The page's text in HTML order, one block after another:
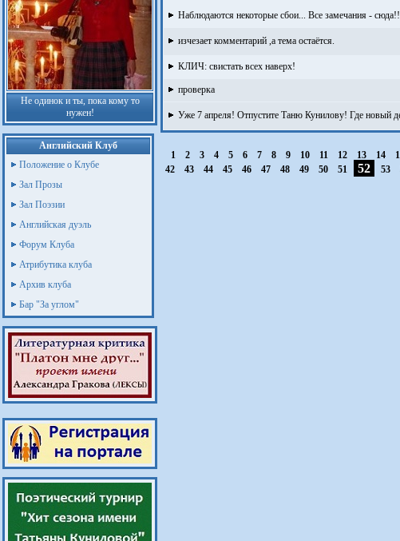
Не одинок и ты, пока кому то
нужен!
Английский Клуб
Положение о Клубе
Зал Прозы
Зал Поэзии
Английская дуэль
Форум Клуба
Атрибутика клуба
Архив клуба
Бар "За углом"
Наблюдаются некоторые сбои... Все замечания -
изчезает комментарий ,а тема остаётся.
КЛИЧ: свистать всех наверх!
проверка
Уже 7 апреля! Отпустите Таню Кунилову! Где новый
1 2 3 4 5 6 7 8 9 10 11 12 13 14
42
43 44 45 46 47 48 49 50 51 52 53